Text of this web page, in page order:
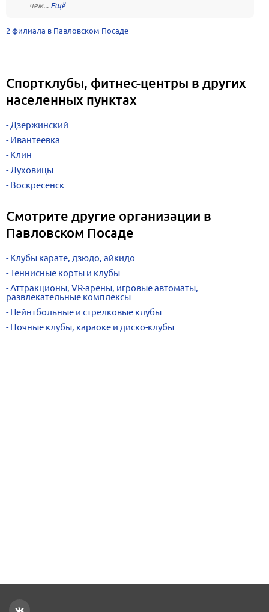
чем...
2 филиала в Павловском Посаде
Спортклубы, фитнес-центры в других
населенных пунктах
Дзержинский
Ивантеевка
Клин
Луховицы
Воскресенск
Смотрите другие организации в
Павловском Посаде
Клубы карате, дзюдо, айкидо
Теннисные корты и клубы
Аттракционы, VR-арены, игровые автоматы,
развлекательные комплексы
Пейнтбольные и стрелковые клубы
Ночные клубы, караоке и диско-клубы